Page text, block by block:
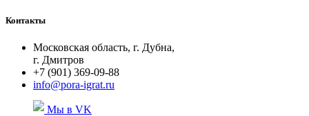
Контакты
Московская область, г. Дубна,
г. Дмитров
+7 (901) 369-09-88
info@pora-igrat.ru
Мы в VK